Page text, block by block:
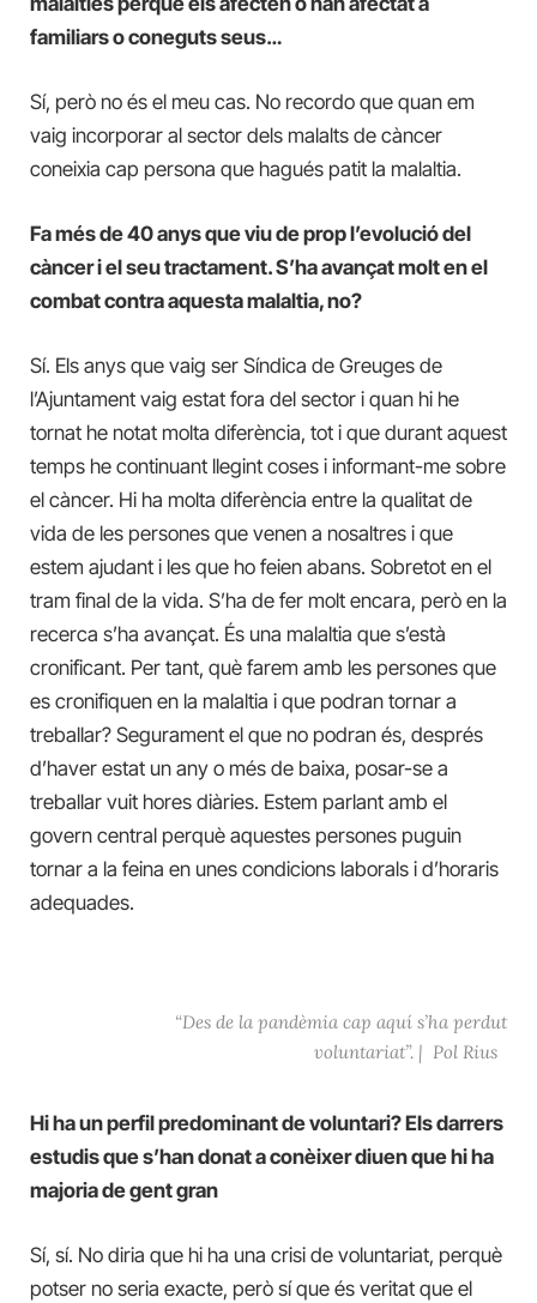
familiars o coneguts seus…
Sí, però no és el meu cas. No recordo que quan em
vaig incorporar al sector dels malalts de càncer
coneixia cap persona que hagués patit la malaltia.
Fa més de 40 anys que viu de prop l’evolució del
càncer i el seu tractament. S’ha avançat molt en el
combat contra aquesta malaltia, no?
Sí. Els anys que vaig ser Síndica de Greuges de
l’Ajuntament vaig estat fora del sector i quan hi he
tornat he notat molta diferència, tot i que durant aquest
temps he continuant llegint coses i informant-me sobre
el càncer. Hi ha molta diferència entre la qualitat de
vida de les persones que venen a nosaltres i que
estem ajudant i les que ho feien abans. Sobretot en el
tram final de la vida. S’ha de fer molt encara, però en la
recerca s’ha avançat. És una malaltia que s’està
cronificant. Per tant, què farem amb les persones que
es cronifiquen en la malaltia i que podran tornar a
treballar? Segurament el que no podran és, després
d’haver estat un any o més de baixa, posar-se a
treballar vuit hores diàries. Estem parlant amb el
govern central perquè aquestes persones puguin
tornar a la feina en unes condicions laborals i d’horaris
adequades.
“Des de la pandèmia cap aquí s’ha perdut
voluntariat”. | Pol Rius
Hi ha un perfil predominant de voluntari? Els darrers
estudis que s’han donat a conèixer diuen que hi ha
majoria de gent gran
Sí, sí. No diria que hi ha una crisi de voluntariat, perquè
potser no seria exacte, però sí que és veritat que el